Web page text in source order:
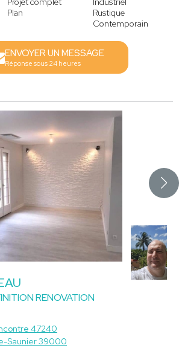
Rustique
Contemporain
Plan
ENVOYER UN MESSAGE
Réponse sous 24 heures
RENOVATION
47240
Saunier 39000